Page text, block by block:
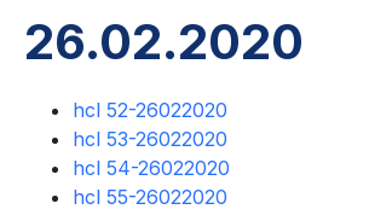
26.02.2020
hcl 52-26022020
hcl 53-26022020
hcl 54-26022020
hcl 55-26022020